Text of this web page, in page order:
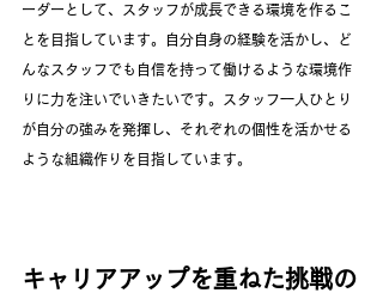
ーダーとして、スタッフが成長できる環境を作るこ
とを目指しています。自分自身の経験を活かし、ど
んなスタッフでも自信を持って働けるような環境作
りに力を注いでいきたいです。スタッフ一人ひとり
が自分の強みを発揮し、それぞれの個性を活かせる
ような組織作りを目指しています。
キャリアアップを重ねた挑戦の